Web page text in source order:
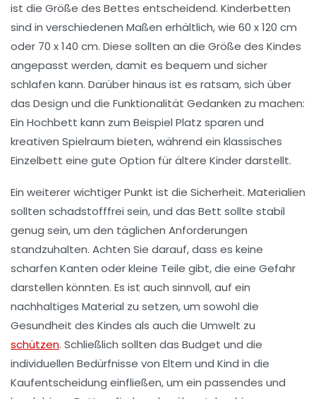
ist die Größe des Bettes entscheidend. Kinderbetten
sind in verschiedenen Maßen erhältlich, wie 60 x 120 cm
oder 70 x 140 cm. Diese sollten an die Größe des Kindes
angepasst werden, damit es bequem und sicher
schlafen kann. Darüber hinaus ist es ratsam, sich über
das Design und die Funktionalität Gedanken zu machen:
Ein Hochbett kann zum Beispiel Platz sparen und
kreativen Spielraum bieten, während ein klassisches
Einzelbett eine gute Option für ältere Kinder darstellt.
Ein weiterer wichtiger Punkt ist die Sicherheit. Materialien
sollten schadstofffrei sein, und das Bett sollte stabil
genug sein, um den täglichen Anforderungen
standzuhalten. Achten Sie darauf, dass es keine
scharfen Kanten oder kleine Teile gibt, die eine Gefahr
darstellen könnten. Es ist auch sinnvoll, auf ein
nachhaltiges Material zu setzen, um sowohl die
Gesundheit des Kindes als auch die Umwelt zu
schützen. Schließlich sollten das Budget und die
individuellen Bedürfnisse von Eltern und Kind in die
Kaufentscheidung einfließen, um ein passendes und